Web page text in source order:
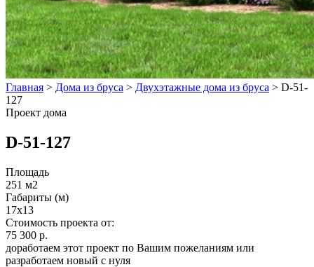
Главная > Дома из бруса > Двухэтажные дома из бруса > D-51-
127
Проект дома
D-51-127
Площадь
251 м2
Габариты (м)
17х13
Стоимость проекта от:
75 300 р.
доработаем этот проект по Вашим пожеланиям или
разработаем новый с нуля